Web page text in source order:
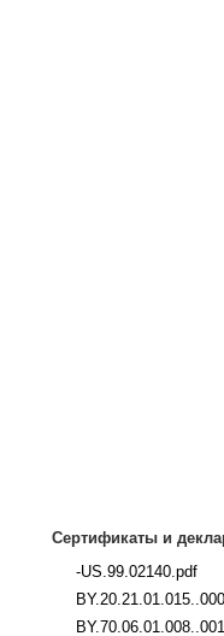
Сертификаты и
-US.99.02140.pdf